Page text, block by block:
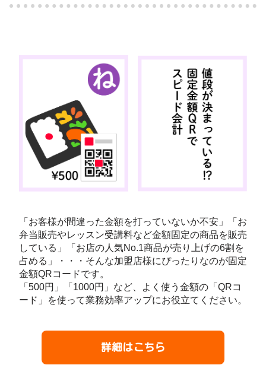
「お客様が間違った金額を打っていないか不安」「お
弁当販売やレッスン受講料など金額固定の商品を販売
している」「お店の人気No.1商品が売り上げの6割を
占める」・・・そんな加盟店様にぴったりなのが固定
金額QRコードです。
「500円」「1000円」など、よく使う金額の「QRコ
ード」を使って業務効率アップにお役立てください。
詳細はこちら